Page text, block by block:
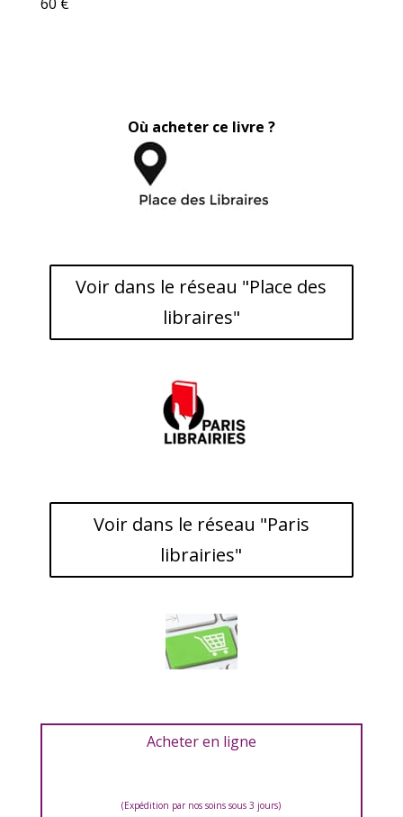
Où acheter ce livre ?
Voir dans le réseau "Place des
libraires"
Voir dans le réseau "Paris
librairies"
Acheter en ligne
(Expédition par nos soins sous 3 jours)